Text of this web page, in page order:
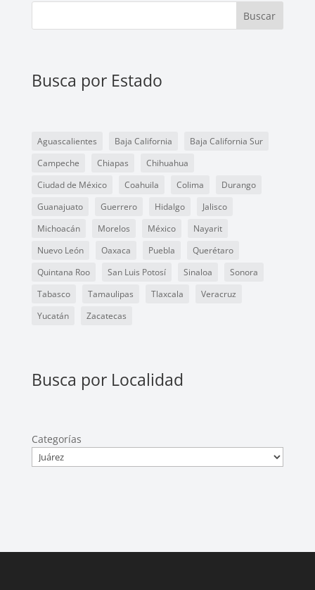
Buscar
Busca por Estado
Aguascalientes Baja California
Baja California Sur
Campeche
Chiapas
Chihuahua
Ciudad de México
Coahuila Colima
Durango
Guanajuato
Guerrero Hidalgo
Jalisco
Michoacán
Morelos México
Nayarit
Nuevo León
Oaxaca Puebla
Querétaro
Quintana Roo
San Luis Potosí Sinaloa
Sonora
Tabasco
Tamaulipas Tlaxcala
Veracruz
Yucatán
Zacatecas
Busca por Localidad
Categorías